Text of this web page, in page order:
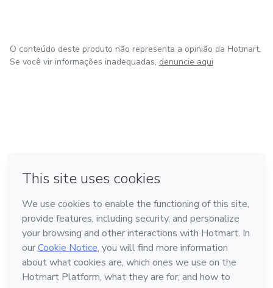
O conteúdo deste produto não representa a opinião da Hotmart.
Se você vir informações inadequadas, denuncie aqui
Feito com ❤ na Cidade do México
Conheça a Hotmart
Idioma